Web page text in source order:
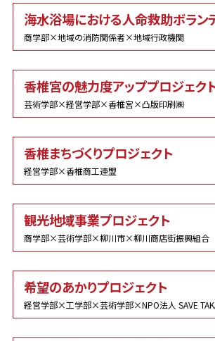
海水浴場における人命救助ボラン
商学部×地域の消防関係者×地域行政機関
香椎宮の魅力度アッププロジェク
芸術学部×経営学部×香椎宮×凸版印刷㈱
香椎まちづくりプロジェクト
経営学部×香椎商工連盟
観光地域事業プロジェクト
商学部×芸術学部×柳川市×柳川商店街振興組合
希望のあかりプロジェクト
経営学部×工学部×芸術学部×NPO法人 SAVE